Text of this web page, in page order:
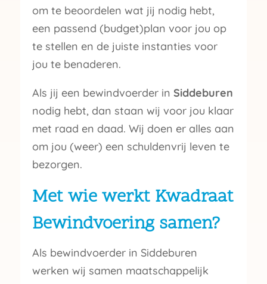
om te beoordelen wat jij nodig hebt,
een passend (budget)plan voor jou op
te stellen en de juiste instanties voor
jou te benaderen.
Als jij een bewindvoerder in Siddeburen
nodig hebt, dan staan wij voor jou klaar
met raad en daad. Wij doen er alles aan
om jou (weer) een schuldenvrij leven te
bezorgen.
Met wie werkt Kwadraat
Bewindvoering samen?
Als bewindvoerder in Siddeburen
werken wij samen maatschappelijk